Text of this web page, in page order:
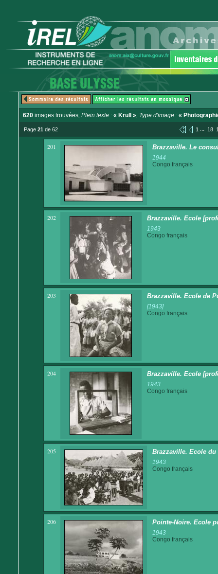
620 images trouvées, Plein texte : « Krull », Type d'image : «
Page 21 de 62 1 ... 18
201 Brazzaville. Le
1944
Congo français
202 Brazzaville. Ecole
1943
Congo français
203 Brazzaville. Ecole de
[1943]
Congo français
204 Brazzaville. Ecole
1943
Congo français
205 Brazzaville. Ecole
1943
Congo français
206 Pointe-Noire. Ecole
1943
Congo français